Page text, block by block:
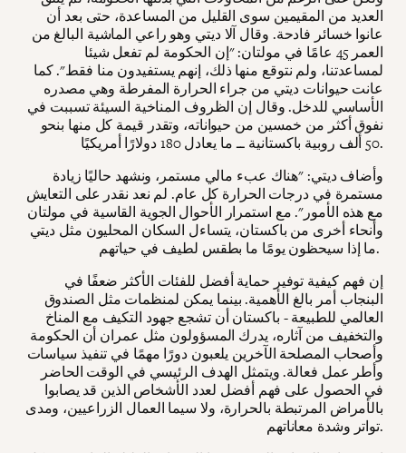
العديد من المقيمين سوى القليل من المساعدة، حتى بعد أن
عانوا خسائر فادحة. وقال آلا ديتي وهو راعي الماشية البالغ من
العمر 45 عامًا في مولتان: "إن الحكومة لم تفعل شيئا
لمساعدتنا، ولم نتوقع منها ذلك، إنهم يستفيدون منا فقط". كما
عانت حيوانات ديتي من جراء الحرارة المفرطة وهي مصدره
الأساسي للدخل. وقال إن الظروف المناخية السيئة تسببت في
نفوق أكثر من خمسين من حيواناته، وتقدر قيمة كل منها بنحو
50 ألف روبية باكستانية ــ ما يعادل 180 دولارًا أمريكيًا.
وأضاف ديتي: "هناك عبء مالي مستمر، ونشهد حاليًا زيادة
مستمرة في درجات الحرارة كل عام. لم نعد نقدر على التعايش
مع هذه الأمور". مع استمرار الأحوال الجوية القاسية في مولتان
وأنحاء أخرى من باكستان، يتساءل السكان المحليون مثل ديتي
ما إذا سيحظون يومًا ما بطقس لطيف في حياتهم.
إن فهم كيفية توفير حماية أفضل للفئات الأكثر ضعفًا في
البنجاب أمر بالغ الأهمية. بينما يمكن لمنظمات مثل الصندوق
العالمي للطبيعة - باكستان أن تشجع جهود التكيف مع المناخ
والتخفيف من آثاره، يدرك المسؤولون مثل عمران أن الحكومة
وأصحاب المصلحة الآخرين يلعبون دورًا مهمًا في تنفيذ سياسات
وأطر عمل فعالة. ويتمثل الهدف الرئيسي في الوقت الحاضر
في الحصول على فهم أفضل لعدد الأشخاص الذين قد يصابوا
بالأمراض المرتبطة بالحرارة، ولا سيما العمال الزراعيين، ومدى
تواتر وشدة معاناتهم.